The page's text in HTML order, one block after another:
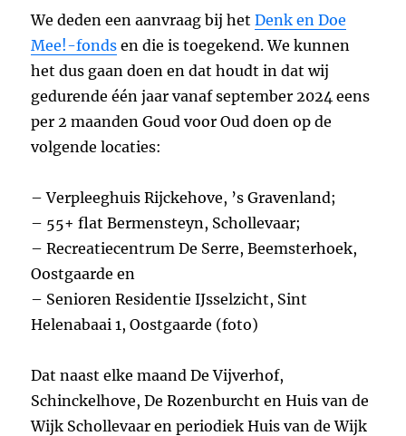
We deden een aanvraag bij hetDenk en Doe
Mee!-fonds en die is toegekend. We kunnen
het dus gaan doen en dat houdt in dat wij
gedurende één jaar vanaf september 2024 eens
per 2 maanden Goud voor Oud doen op de
volgende locaties:
– Verpleeghuis Rijckehove, ’s Gravenland;
– 55+ flat Bermensteyn, Schollevaar;
– Recreatiecentrum De Serre, Beemsterhoek,
Oostgaarde en
– Senioren Residentie IJsselzicht, Sint
Helenabaai 1, Oostgaarde (foto)
Dat naast elke maand De Vijverhof,
Schinckelhove, De Rozenburcht en Huis van de
Wijk Schollevaar en periodiek Huis van de Wijk